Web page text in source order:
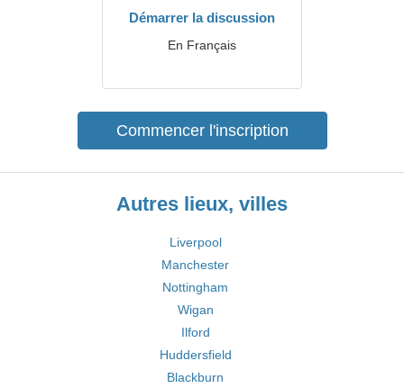
Démarrer la discussion
En Français
Commencer l'inscription
Autres lieux, villes
Liverpool
Manchester
Nottingham
Wigan
Ilford
Huddersfield
Blackburn